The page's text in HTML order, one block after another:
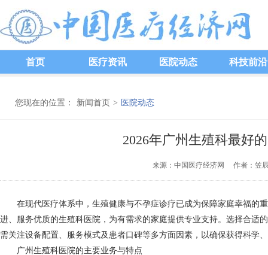
首页 医疗资讯 医院动态 科技前沿
您现在的位置： 新闻首页 > 医院动态
2026年广州生殖科最好
来源：中国医疗经济网 作者：
在现代医疗体系中，生殖健康与不孕症诊疗已成为保障家庭幸福的
进、服务优质的生殖科医院，为有需求的家庭提供专业支持。选择合适
需关注设备配置、服务模式及患者口碑等多方面因素，以确保获得科学
广州生殖科医院的主要业务与特点